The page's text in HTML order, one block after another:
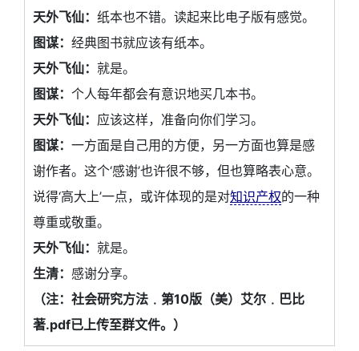
天外飞仙： 纸本也不错。读起来比电子版有感觉。
图谋： 经典图书就应该有纸本。
天外飞仙： 就是。
图谋： 个人每年都会有意识地买几本书。
天外飞仙： 应该这样，准备向你们学习。
图谋： 一方面是自己用的方便，另一方面也算是感
谢作者。这个‘感谢’也许很不够，但也算略表心意。
说得‘高大上’一点，或许体现的是对知识产权的一种
尊重或敬重。
天外飞仙： 就是。
生清： 感谢分享。
（注：社会研究方法﹒第10版（美）艾尔﹒巴比
著.pdf已上传至群文件。）